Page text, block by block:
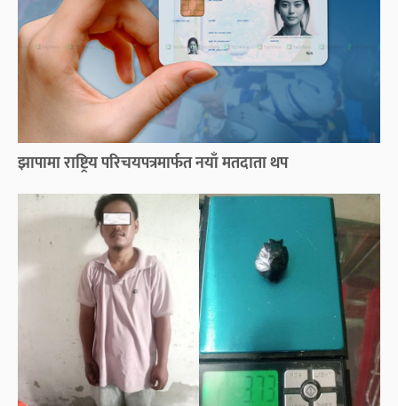
झापामा राष्ट्रिय परिचयपत्रमार्फत नयाँ मतदाता थप